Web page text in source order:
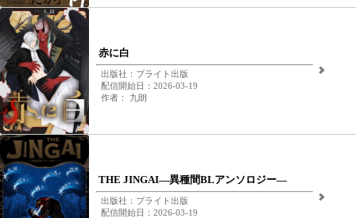
赤に白
出版社：ブライト出版
配信開始日：2026-03-19
作者： 九朗
THE JINGAI―異種間BLアンソロジー―
出版社：ブライト出版
配信開始日：2026-03-19